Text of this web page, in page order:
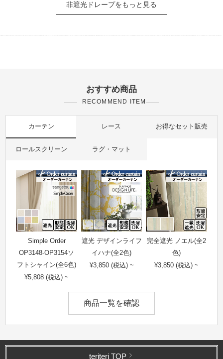
非遮光ドレープをもっと見る
おすすめ商品
RECOMMEND ITEM
カーテン レース お得なセット販売
ロールスクリーン ラグ・マット
Simple Order
OP3148-OP3154ソ
フトシャイン(全6色)
¥5,808 (税込) ~
遮光 デザインライフ
イハナ(全2色)
¥3,850 (税込) ~
完全遮光 ノエル(全2
色)
¥3,850 (税込) ~
商品一覧を確認
teriteri TOP